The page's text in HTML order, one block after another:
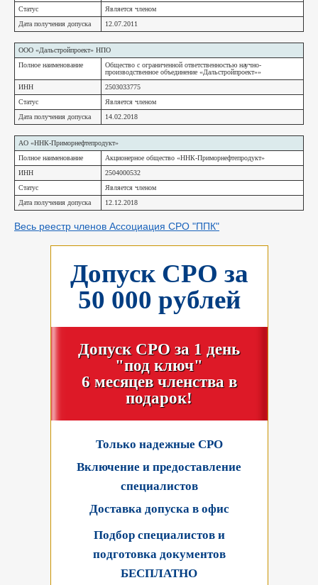
Статус
Является членом
Дата получения допуска
12.07.2011
ООО «Дальстройпроект» НПО
Полное наименование
Общество с ограниченной ответственностью научно-
производственное объединение «Дальстройпроект»»
ИНН
2503033775
Статус
Является членом
Дата получения допуска
14.02.2018
АО «ННК-Приморнефтепродукт»
Полное наименование
Акционерное общество «ННК-Приморнефтепродукт»
ИНН
2504000532
Статус
Является членом
Дата получения допуска
12.12.2018
Весь реестр членов Ассоциация СРО "ППК"
Допуск СРО за
50 000 рублей
Допуск СРО за 1 день
"под ключ"
6 месяцев членства в
подарок!
Только надежные СРО
Включение и предоставление
специалистов
Доставка допуска в офис
Подбор специалистов и
подготовка документов
БЕСПЛАТНО